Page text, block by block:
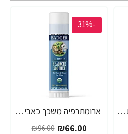
ארומתרפיה להרגעת מתחים מנדרינה ורוזמרין 17 גרם - מבית Badger
-31%
ארומתרפיה משכך כאבי ראש מנטה ולבנדר 17 גרם - מבית Badger
₪66.00
₪96.00